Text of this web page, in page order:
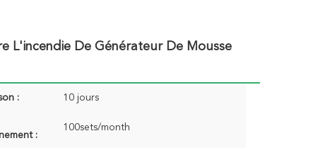
L'incendie De Générateur De Mousse
: 10 jours
:
100sets/month